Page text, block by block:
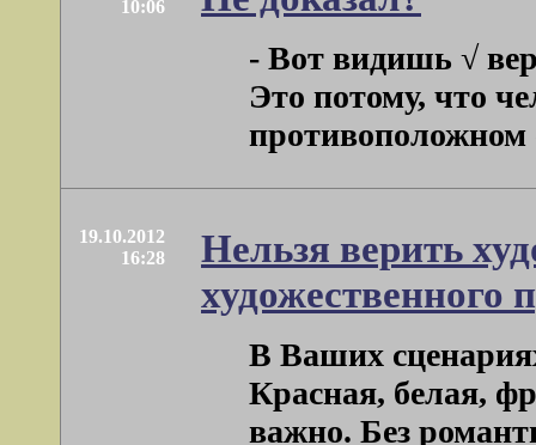
10:06
- Вот видишь √
Это потому, что
противоположном
19.10.2012
16:28
Нельзя верить
художественного
В Ваших
Красная, белая,
важно. Без